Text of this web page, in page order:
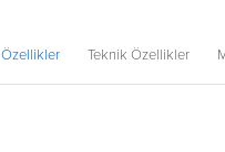
Özellikler Teknik Özellikler